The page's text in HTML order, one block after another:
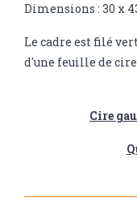
Dimensions : 30 x
Le cadre est filé
d'une feuille de cire
Cire